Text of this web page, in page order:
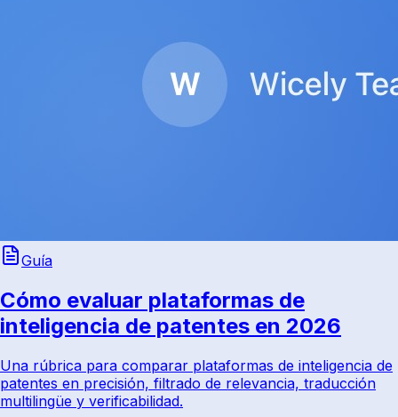
Guía
Cómo evaluar plataformas de
inteligencia de patentes en 2026
Una rúbrica para comparar plataformas de inteligencia de
patentes en precisión, filtrado de relevancia, traducción
multilingüe y verificabilidad.